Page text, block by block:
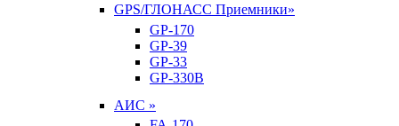
GPS/ГЛОНАСС Приемники»
GP-170
GP-39
GP-33
GP-330B
АИС »